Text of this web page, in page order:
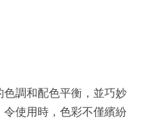
調和配色平衡，並巧妙
使用時，色彩不僅繽紛